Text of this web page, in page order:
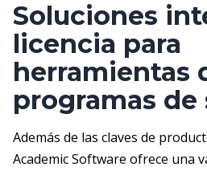
Soluciones
licencia para
herramientas
programas
Además de las claves de
Academic Software ofrece una